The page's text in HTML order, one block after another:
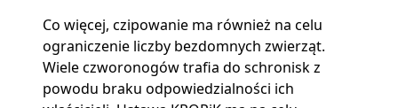
Co więcej, czipowanie ma również na celu
ograniczenie liczby bezdomnych zwierząt.
Wiele czworonogów trafia do schronisk z
powodu braku odpowiedzialności ich